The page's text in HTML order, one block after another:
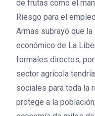
de frutas como el
Riesgo para el
Armas subrayó que
económico de La
formales directos,
sector agrícola
sociales para toda la
protege a la